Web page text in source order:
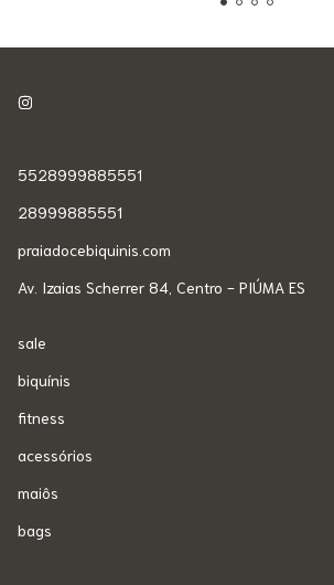
5528999885551
28999885551
praiadocebiquinis.com
Av. Izaias Scherrer 84, Centro - PIÚMA ES
sale
biquínis
fitness
acessórios
maiôs
bags